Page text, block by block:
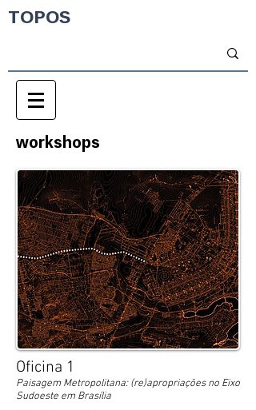
TOPOS
workshops
Oficina 1
Paisagem Metropolitana: (re)apropriações no Eixo
Sudoeste em Brasília